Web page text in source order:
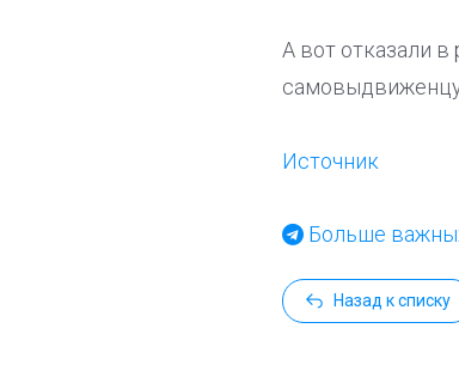
А вот отказали
Источник
Больше
Назад к списку